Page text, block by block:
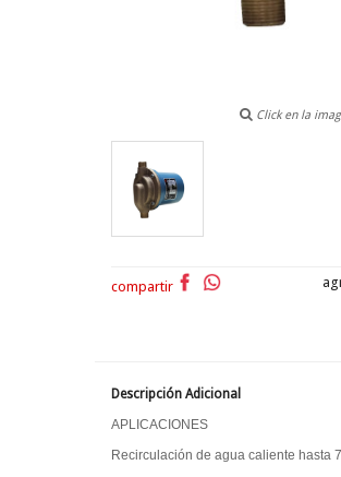
Click en la
compartir
Descripción Adicional
APLICACIONES
Recirculación de agua caliente hasta